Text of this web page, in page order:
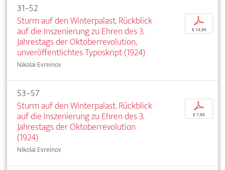
31–52
Sturm auf den Winterpalast. Rückblick
auf die Inszenierung zu Ehren des 3.
Jahrestags der Oktoberrevolution,
unveröffentlichtes Typoskript (1924)
Nikolai Evreinov
p
€ 14,95
53–57
Sturm auf den Winterpalast. Rückblick
auf die Inszenierung zu Ehren des 3.
Jahrestags der Oktoberrevolution
(1924)
Nikolai Evreinov
p
€ 7,95